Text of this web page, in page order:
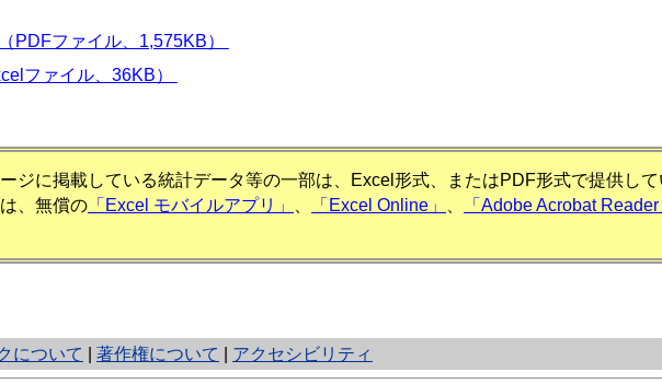
PDFファイル、1,575KB）
ファイル、36KB）
ジに掲載している統計データ等の一部は、Excel形式、またはPDF形式で提供し
、無償の 「Excel モバイルアプリ」 「Excel Online」 「Adobe Acrobat Reader
について 著作権について アクセシビリティ